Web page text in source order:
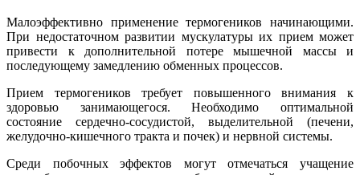
Малоэффективно применение термогеников начинающими.
При недостаточном развитии мускулатуры их прием может
привести к дополнительной потере мышечной массы и
последующему замедлению обменных процессов.
Прием термогеников требует повышенного внимания к
здоровью занимающегося. Необходимо оптимальной
состояние сердечно-сосудистой, выделительной (печени,
желудочно-кишечного тракта и почек) и нервной системы.
Среди побочных эффектов могут отмечаться учащение